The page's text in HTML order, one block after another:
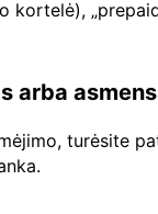
kortelė),
arba
turėsite